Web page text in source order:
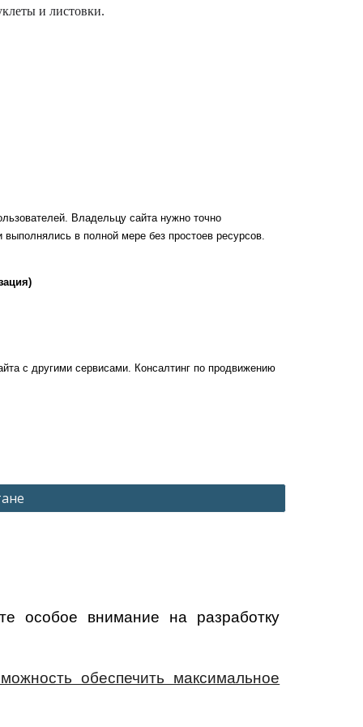
и листовки.
Владельцу сайта нужно точно
в полной мере без простоев ресурсов.
с другими сервисами. Консалтинг по продвижению
особое внимание на разработку
обеспечить максимальное